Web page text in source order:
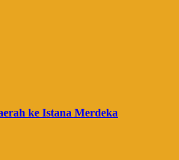
ke Istana Merdeka